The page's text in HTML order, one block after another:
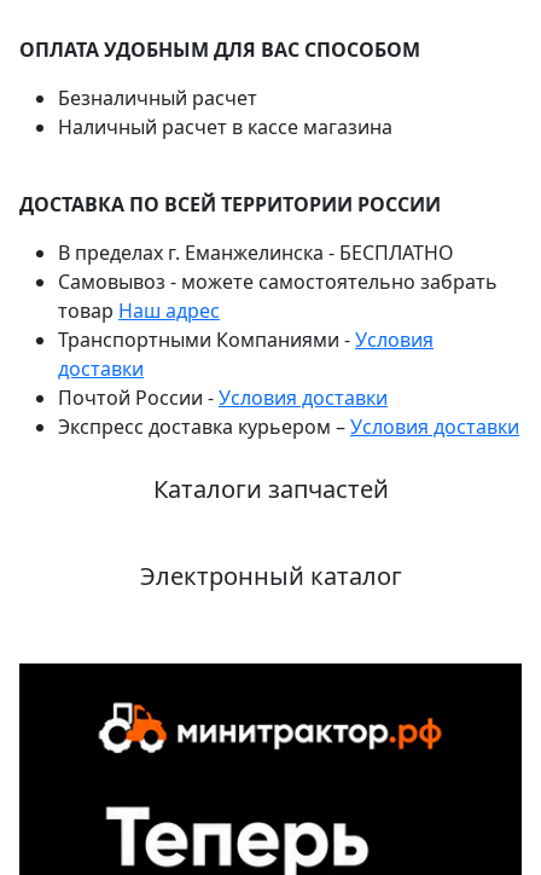
ОПЛАТА УДОБНЫМ ДЛЯ ВАС СПОСОБОМ
Безналичный расчет
Наличный расчет в кассе магазина
ДОСТАВКА ПО ВСЕЙ ТЕРРИТОРИИ РОССИИ
В пределах г. Еманжелинска - БЕСПЛАТНО
Самовывоз - можете самостоятельно забрать
товар Наш адрес
Транспортными Компаниями -Условия
доставки
Почтой России -Условия доставки
Экспресс доставка курьером –Условия доставки
Каталоги запчастей
Электронный каталог